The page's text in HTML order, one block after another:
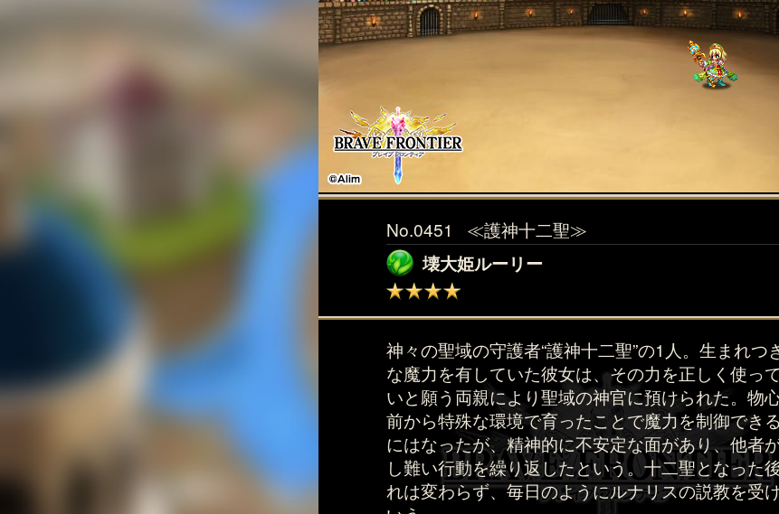
No.0451 ≪護神十二聖≫
壊大姫ルーリー
神々の聖域の守護者“護神十二聖”の1人。生まれつ
な魔力を有していた彼女は、その力を正しく使っ
いと願う両親により聖域の神官に預けられた。物
前から特殊な環境で育ったことで魔力を制御でき
にはなったが、精神的に不安定な面があり、他者
し難い行動を繰り返したという。十二聖となった
れは変わらず、毎日のようにルナリスの説教を受